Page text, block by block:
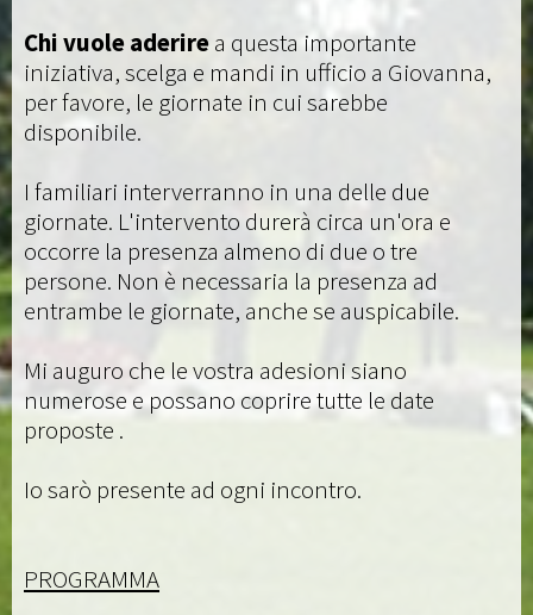
Chi vuole aderirea questa importante
iniziativa, scelga e mandi in ufficio a Giovanna,
per favore, le giornate in cui sarebbe
disponibile.
I familiari interverranno in una delle due
giornate. L'intervento durerà circa un'ora e
occorre la presenza almeno di due o tre
persone. Non è necessaria la presenza ad
entrambe le giornate, anche se auspicabile.
Mi auguro che le vostra adesioni siano
numerose e possano coprire tutte le date
proposte .
Io sarò presente ad ogni incontro.
PROGRAMMA